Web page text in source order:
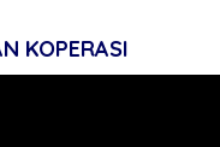
KOPERASI